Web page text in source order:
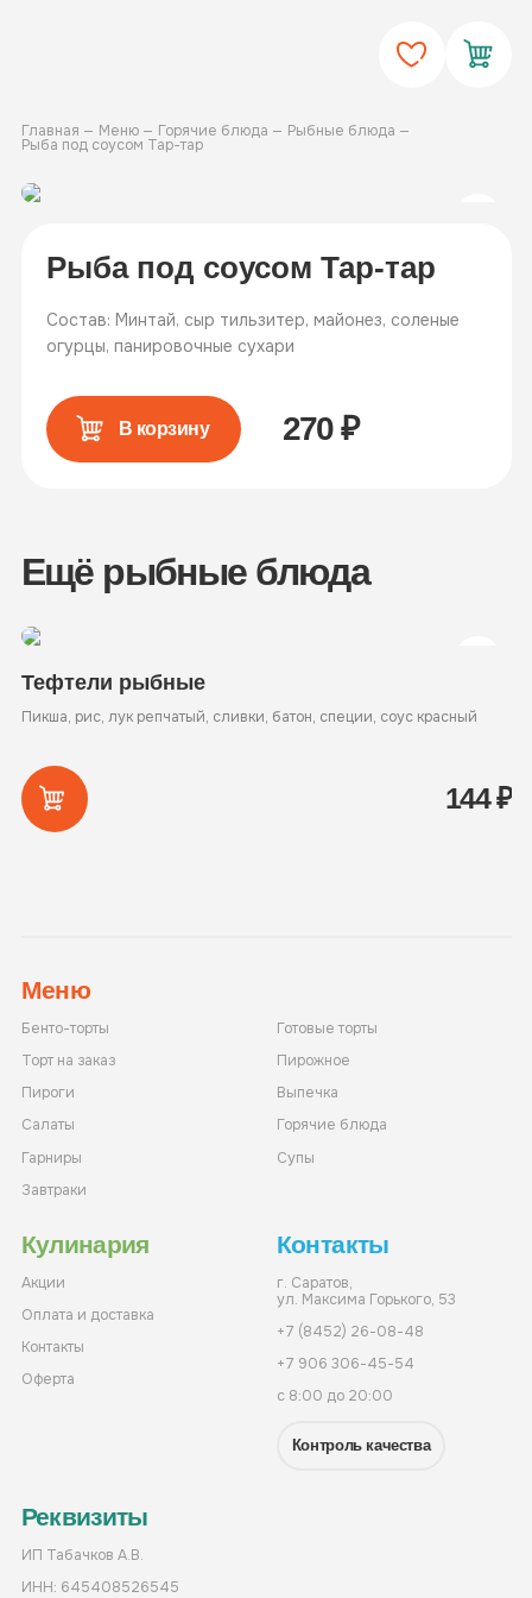
Главная Меню Горячие блюда Рыбные блюда
Рыба под соусом Тар-тар
Рыба под соусом Тар-тар
Состав: Минтай, сыр тильзитер, майонез, соленые
огурцы, панировочные сухари
В корзину 270₽
Ещё рыбные блюда
Тефтели рыбные
Пикша, рис, лук репчатый, сливки, батон, специи, соус красный
144₽
Меню
Бенто-торты
Готовые торты
Торт на заказ
Пирожное
Пироги
Выпечка
Салаты
Горячие блюда
Гарниры
Супы
Завтраки
Кулинария
Акции
Оплата и доставка
Контакты
Оферта
Контакты
г. Саратов,
ул. Максима Горького, 53
+7 (8452) 26-08-48
+7 906 306-45-54
с 8:00 до 20:00
Контроль качества
Реквизиты
ИП Табачков А.В.
ИНН: 645408526545